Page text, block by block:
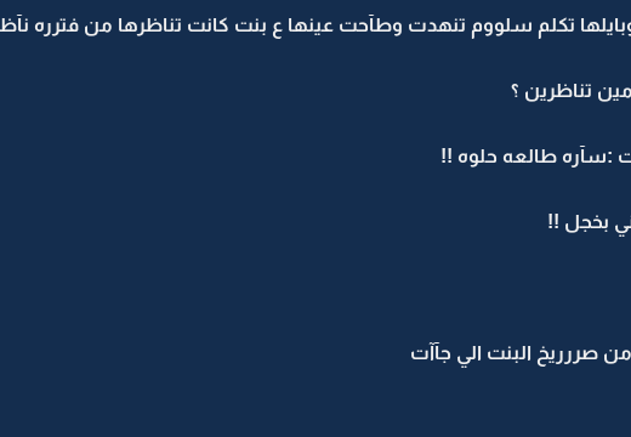
تكلم سلووم تنهدت وطآحت عينها ع بنت كانت تناظرها من فترره
تناظرين ؟
:سآره طالعه حلوه !!
بخجل !!
صررريخ البنت الي جآآت